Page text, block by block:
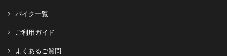
バイク一覧
ご利用ガイド
よくあるご質問